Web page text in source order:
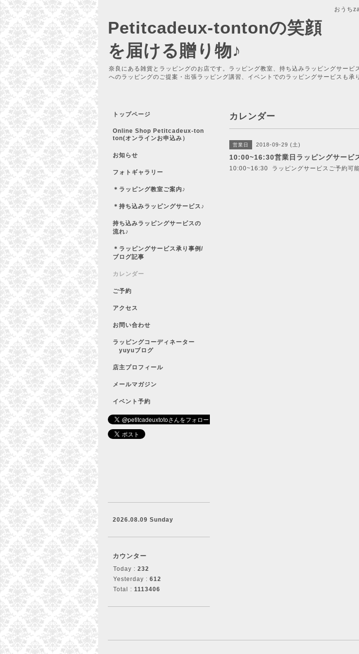
おうち
Petitcadeux-tontonの笑顔
を届ける贈り物♪
奈良にある雑貨とラッピングのお店です。ラッピング教室、持ち込みラッピングサー
へのラッピングのご提案・出張ラッピング講習、イベントでのラッピングサービスも承
カレンダー
営業日 2018-09-29 (土)
10:00~16:30営業日ラッピングサービ
10:00~16:30 ラッピングサービスご予約可
トップページ
Online Shop Petitcadeux-ton
ton(オンラインお申込み）
お知らせ
フォトギャラリー
＊ラッピング教室ご案内♪
＊持ち込みラッピングサービス♪
持ち込みラッピングサービスの
流れ♪
＊ラッピングサービス承り事例/
ブログ記事
カレンダー
ご予約
アクセス
お問い合わせ
ラッピングコーディネーター
yuyuブログ
店主プロフィール
メールマガジン
イベント予約
2026.08.09 Sunday
カウンター
Today : 232
Yesterday : 612
Total : 1113406